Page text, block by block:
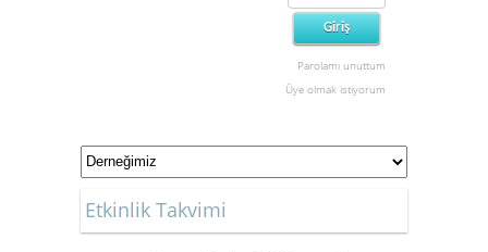
Parolamı unuttum
Üye olmak istiyorum
Etkinlik Takvimi